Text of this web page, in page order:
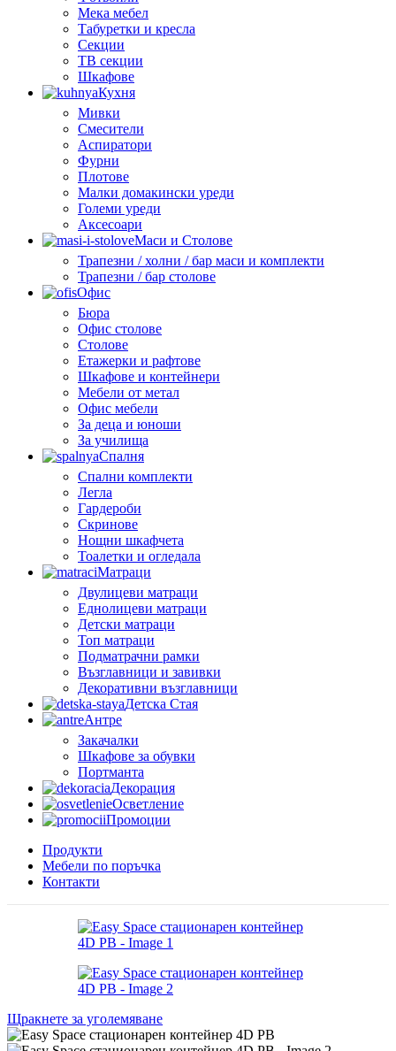
Мека мебел
Табуретки и кресла
Секции
ТВ секции
Шкафове
Кухня
Мивки
Смесители
Аспиратори
Фурни
Плотове
Малки домакински уреди
Големи уреди
Аксесоари
Маси и Столове
Трапезни / холни / бар маси и комплекти
Трапезни / бар столове
Офис
Бюра
Офис столове
Столове
Етажерки и рафтове
Шкафове и контейнери
Мебели от метал
Офис мебели
За деца и юноши
За училища
Спалня
Спални комплекти
Легла
Гардероби
Скринове
Нощни шкафчета
Тоалетки и огледала
Матраци
Двулицеви матраци
Еднолицеви матраци
Детски матраци
Топ матраци
Подматрачни рамки
Възглавници и завивки
Декоративни възглавници
Детска Стая
Антре
Закачалки
Шкафове за обувки
Портманта
Декорация
Осветление
Промоции
Продукти
Мебели по поръчка
Контакти
Щракнете за уголемяване